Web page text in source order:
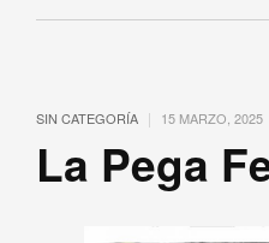
SIN CATEGORÍA | 15 MARZO, 2025
La Pega